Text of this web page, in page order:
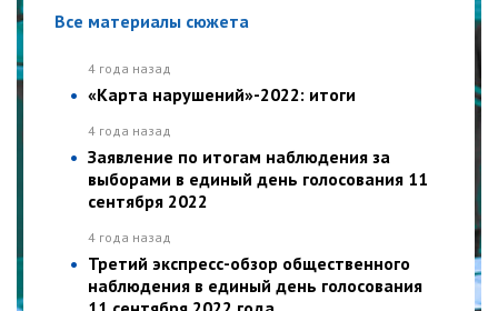
Все материалы сюжета
4 года назад
«Карта нарушений»-2022: итоги
4 года назад
Заявление по итогам наблюдения за
выборами в единый день голосования 11
сентября 2022
4 года назад
Третий экспресс-обзор общественного
наблюдения в единый день голосования